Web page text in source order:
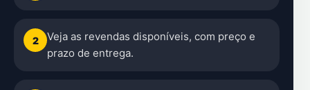
2
Veja as revendas disponíveis, com preço e
prazo de entrega.